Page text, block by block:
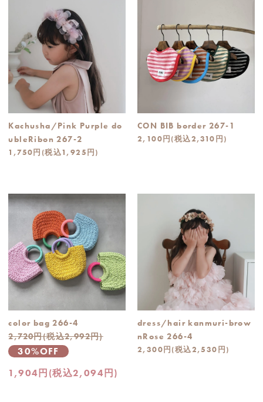
Kachusha/Pink Purple do
ubleRibon 267-2
1,750円(税込1,925円)
CON BIB border 267-1
2,100円(税込2,310円)
color bag 266-4
2,720円(税込2,992円)
30%OFF
1,904円(税込2,094円)
dress/hair kanmuri-brow
nRose 266-4
2,300円(税込2,530円)